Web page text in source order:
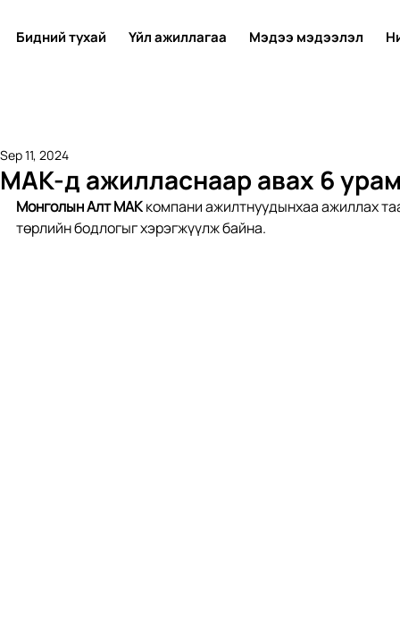
Бидний тухай Үйл ажиллагаа Мэдээ мэдээлэл
МАК-д ажилласнаар авах 6
Sep 11, 2024
Монголын Алт МАК компани ажилтнуудынхаа ажиллах
төрлийн бодлогыг хэрэгжүүлж байна.